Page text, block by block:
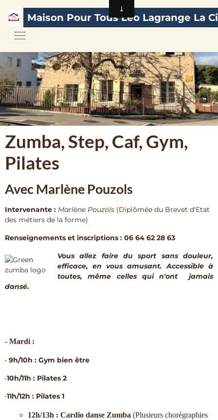
Maison Pour Tous Léo Lagrange La
Zumba, Step, Caf, Gym,
Pilates
Avec Marlène Pouzols
Intervenante : Marlène Pouzols (Diplômée du Brevet d'Etat
des métiers de la forme)
​Renseignements et inscriptions : 06 64 62 28 63
Vous allez faire du sport sans douleur,
efficace, en vous amusant. Accessible à
toutes, même celles qui n'ont jamais
dansé.
- Mardi :
• 9h/10h : Gym bien être
•10h/11h : Pilates 2
•11h/12h : Pilates 1
12h/13h : Cardio danse Zumba (Plusieurs chorégraphies